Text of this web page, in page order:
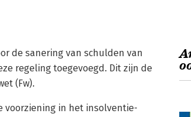
de sanering van schulden van
regeling toegevoegd. Dit zijn de
(Fw).
voorziening in het insolventie-